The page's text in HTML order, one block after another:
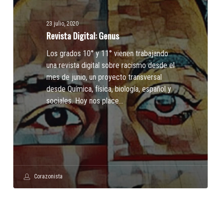
23 julio, 2020
Revista Digital: Genus
Los grados 10° y 11° vienen trabajando
una revista digital sobre racismo desde el
mes de junio, un proyecto transversal
desde Química, física, biología, español y
sociales. Hoy nos place…
Corazonista